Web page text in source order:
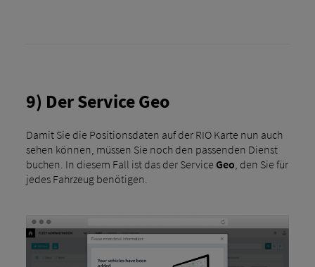
9) Der Service Geo
Damit Sie die Positionsdaten auf der RIO Karte nun auch
sehen können, müssen Sie noch den passenden Dienst
buchen. In diesem Fall ist das der Service Geo, den Sie für
jedes Fahrzeug benötigen.